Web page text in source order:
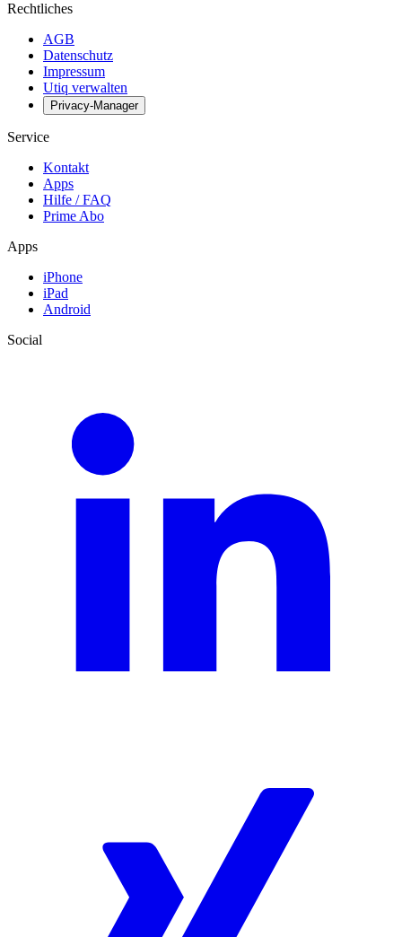
Rechtliches
AGB
Datenschutz
Impressum
Utiq verwalten
Privacy-Manager
Service
Kontakt
Apps
Hilfe / FAQ
Prime Abo
Apps
iPhone
iPad
Android
Social